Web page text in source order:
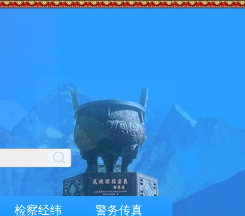
检察经纬 警务传真